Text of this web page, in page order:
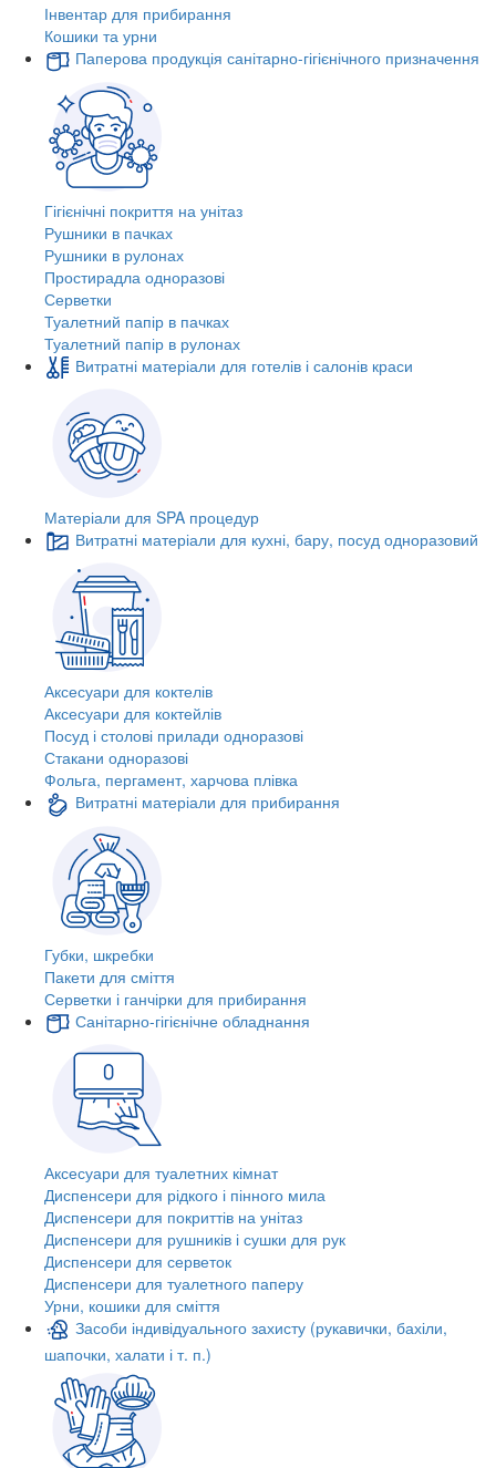
Інвентар для прибирання
Кошики та урни
Паперова продукція санітарно-гігієнічного призначення
Гігієнічні покриття на унітаз
Рушники в пачках
Рушники в рулонах
Простирадла одноразові
Серветки
Туалетний папір в пачках
Туалетний папір в рулонах
Витратні матеріали для готелів і салонів краси
Матеріали для SPA процедур
Витратні матеріали для кухні, бару, посуд одноразовий
Аксесуари для коктелів
Аксесуари для коктейлів
Посуд і столові прилади одноразові
Стакани одноразові
Фольга, пергамент, харчова плівка
Витратні матеріали для прибирання
Губки, шкребки
Пакети для сміття
Серветки і ганчірки для прибирання
Санітарно-гігієнічне обладнання
Аксесуари для туалетних кімнат
Диспенсери для рідкого і пінного мила
Диспенсери для покриттів на унітаз
Диспенсери для рушників і сушки для рук
Диспенсери для серветок
Диспенсери для туалетного паперу
Урни, кошики для сміття
Засоби індивідуального захисту (рукавички, бахіли,
шапочки, халати і т. п.)